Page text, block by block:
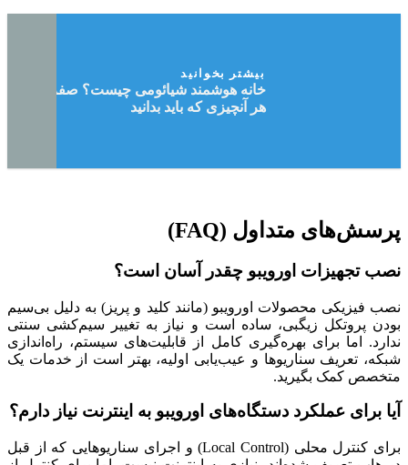
بیشتر بخوانید
خانه هوشمند شیائومی چیست؟ صفر تا صد
هر آنچیزی که باید بدانید
پرسش‌های متداول (FAQ)
نصب تجهیزات اورویبو چقدر آسان است؟
نصب فیزیکی محصولات اورویبو (مانند کلید و پریز) به دلیل بی‌سیم
بودن پروتکل زیگبی، ساده است و نیاز به تغییر سیم‌کشی سنتی
ندارد. اما برای بهره‌گیری کامل از قابلیت‌های سیستم، راه‌اندازی
شبکه، تعریف سناریوها و عیب‌یابی اولیه، بهتر است از خدمات یک
متخصص کمک بگیرید.
آیا برای عملکرد دستگاه‌های اورویبو به اینترنت نیاز دارم؟
برای کنترل محلی (Local Control) و اجرای سناریوهایی که از قبل